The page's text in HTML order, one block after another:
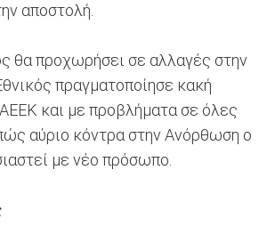
αποστολή.
θα προχωρήσει σε αλλαγές στην
πραγματοποίησε κακή
και με προβλήματα σε όλες
αύριο κόντρα στην Ανόρθωση ο
με νέο πρόσωπο.